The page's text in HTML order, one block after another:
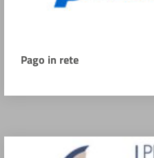
Pago in rete